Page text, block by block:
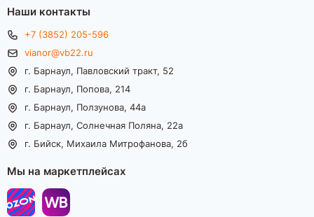
Наши контакты
+7 (3852) 205-596
vianor@vb22.ru
г. Барнаул, Павловский тракт, 52
г. Барнаул, Попова, 214
г. Барнаул, Ползунова, 44а
г. Барнаул, Солнечная Поляна, 22а
г. Бийск, Михаила Митрофанова, 2б
Мы на маркетплейсах